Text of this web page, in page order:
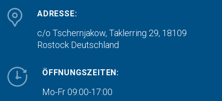
ADRESSE:
c/o Tschernjakow, Taklerring 29, 18109
Rostock Deutschland
ÖFFNUNGSZEITEN:
Mo-Fr 09:00-17:00